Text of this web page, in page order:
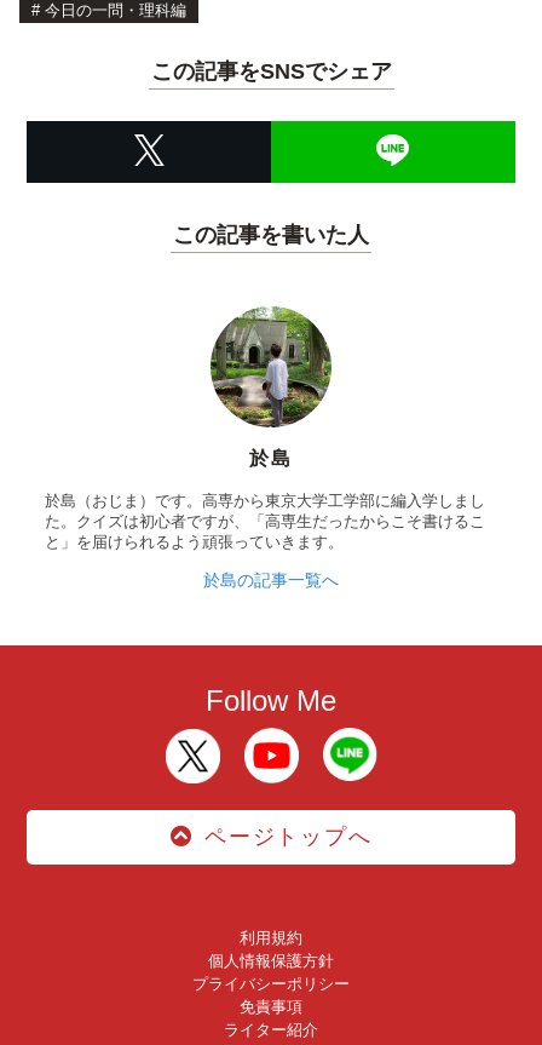
# 今日の一問・理科編
この記事をSNSでシェア
この記事を書いた人
於島
於島（おじま）です。高専から東京大学工学部に編入学しまし
た。クイズは初心者ですが、「高専生だったからこそ書けるこ
と」を届けられるよう頑張っていきます。
於島の記事一覧へ
Follow Me
ページトップへ
利用規約
個人情報保護方針
プライバシーポリシー
免責事項
ライター紹介